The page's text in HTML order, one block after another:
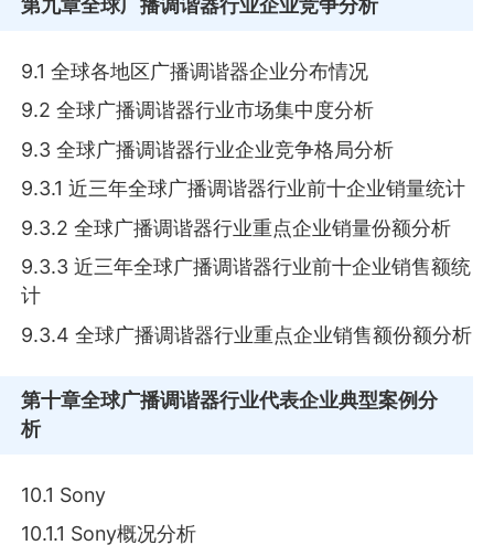
第九章全球广播调谐器行业企业竞争分析
9.1 全球各地区广播调谐器企业分布情况
9.2 全球广播调谐器行业市场集中度分析
9.3 全球广播调谐器行业企业竞争格局分析
9.3.1 近三年全球广播调谐器行业前十企业销量统计
9.3.2 全球广播调谐器行业重点企业销量份额分析
9.3.3 近三年全球广播调谐器行业前十企业销售额统
计
9.3.4 全球广播调谐器行业重点企业销售额份额分析
第十章全球广播调谐器行业代表企业典型案例分
析
10.1 Sony
10.1.1 Sony概况分析